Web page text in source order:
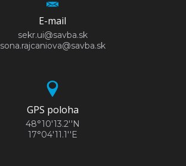
E-mail
sekr.ui@savba.sk
sona.rajcaniova@savba.sk
GPS poloha
48°10'13.2''N
17°04'11.1''E